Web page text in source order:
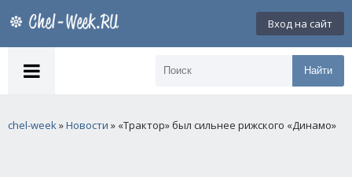
Вход на сайт
Найти
chel-week»Новости » «Трактор» был сильнее рижского «Динамо»